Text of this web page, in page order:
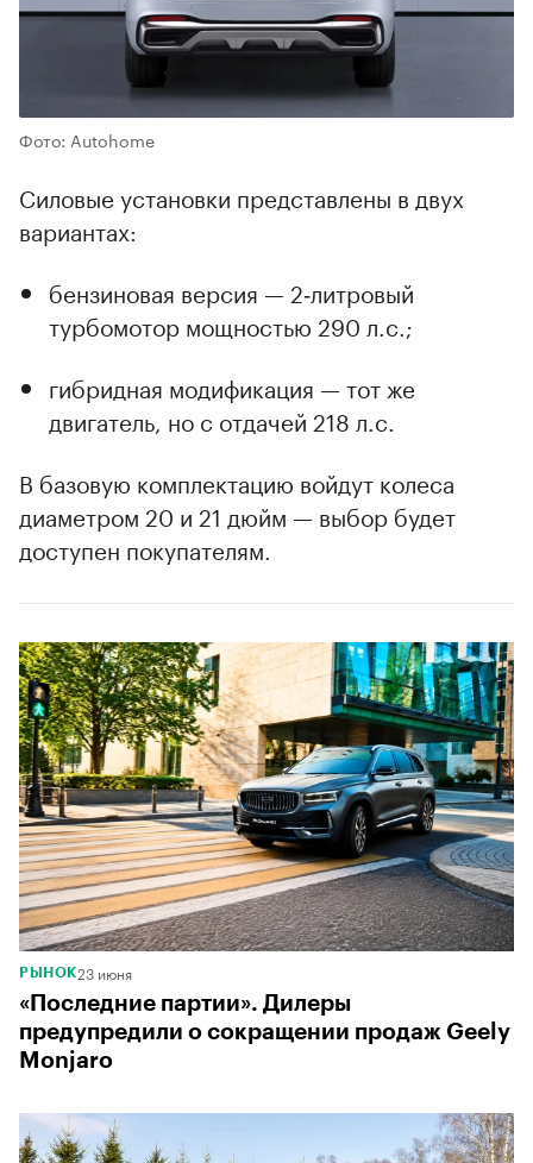
Фото: Autohome
Силовые установки представлены в двух
вариантах:
бензиновая версия — 2‑литровый
турбомотор мощностью 290 л.с.;
гибридная модификация — тот же
двигатель, но с отдачей 218 л.с.
В базовую комплектацию войдут колеса
диаметром 20 и 21 дюйм — выбор будет
доступен покупателям.
РЫНОК23 июня
«Последние партии». Дилеры
предупредили о сокращении продаж Geely
Monjaro